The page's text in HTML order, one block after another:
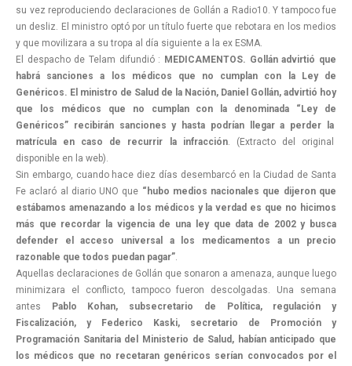
su vez reproduciendo declaraciones de Gollán a Radio10. Y tampoco fue
un desliz. El ministro optó por un título fuerte que rebotara en los medios
y que movilizara a su tropa al día siguiente a la ex ESMA.
El despacho de Telam difundió : MEDICAMENTOS. Gollán advirtió que
habrá sanciones a los médicos que no cumplan con la Ley de
Genéricos. El ministro de Salud de la Nación, Daniel Gollán, advirtió hoy
que los médicos que no cumplan con la denominada “Ley de
Genéricos” recibirán sanciones y hasta podrían llegar a perder la
matrícula en caso de recurrir la infracción. (Extracto del original
disponible en la web).
Sin embargo, cuando hace diez días desembarcó en la Ciudad de Santa
Fe aclaró al diario UNO que “hubo medios nacionales que dijeron que
estábamos amenazando a los médicos y la verdad es que no hicimos
más que recordar la vigencia de una ley que data de 2002 y busca
defender el acceso universal a los medicamentos a un precio
razonable que todos puedan pagar”.
Aquellas declaraciones de Gollán que sonaron a amenaza, aunque luego
minimizara el conflicto, tampoco fueron descolgadas. Una semana
antes
Pablo Kohan, subsecretario de Política, regulación y
Fiscalización, y Federico Kaski, secretario de Promoción y
Programación Sanitaria del Ministerio de Salud, habían anticipado que
los médicos que no recetaran genéricos serían convocados por el